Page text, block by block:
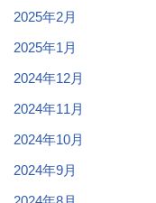
2025年2月
2025年1月
2024年12月
2024年11月
2024年10月
2024年9月